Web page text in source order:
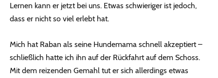
Lernen kann er jetzt bei uns. Etwas schwieriger ist jedoch,
dass er nicht so viel erlebt hat.
Mich hat Raban als seine Hundemama schnell akzeptiert –
schließlich hatte ich ihn auf der Rückfahrt auf dem Schoss.
Mit dem reizenden Gemahl tut er sich allerdings etwas